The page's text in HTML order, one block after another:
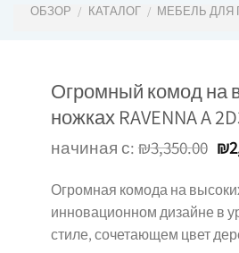
ОБЗОР / КАТАЛОГ / МЕБЕЛЬ ДЛЯ
Огромный комод на
ножках RAVENNA A
начиная с:₪3,350.00 ₪
Огромная комода на
инновационном дизайне в
стиле, сочетающем цвет